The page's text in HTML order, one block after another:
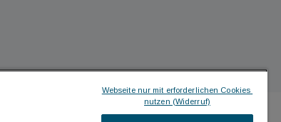
Webseite nur mit erforderlichen Cookies
nutzen (Widerruf)